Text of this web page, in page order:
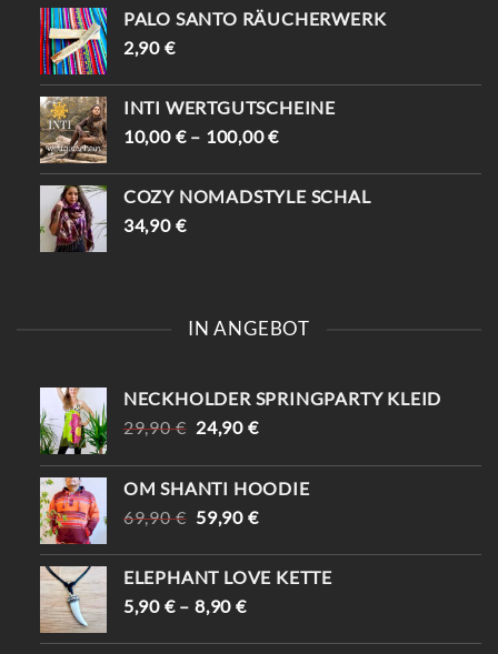
PALO SANTO RÄUCHERWERK
2,90 €
INTI WERTGUTSCHEINE
10,00 €– 100,00€
COZY NOMADSTYLE SCHAL
34,90 €
IN ANGEBOT
NECKHOLDER SPRINGPARTY KLEID
29,90€ URSPRÜNGLICHER
WAR:
29,90 €
24,90 €AKTUELLER
IST:
24,90 €.
OM SHANTI HOODIE
69,90€ URSPRÜNGLICHER
WAR:
69,90 €
59,90 €AKTUELLER
IST:
59,90 €.
ELEPHANT LOVE KETTE
5,90 €–8,90€